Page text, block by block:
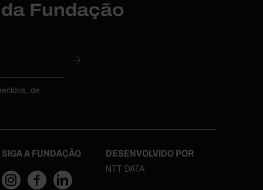
Fundação
de
SIGA A FUNDAÇÃO DESENVOLVIDO POR
NTT DATA